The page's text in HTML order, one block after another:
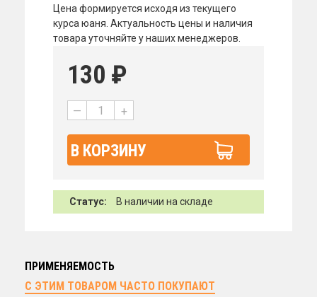
Цена формируется исходя из текущего
курса юаня. Актуальность цены и наличия
товара уточняйте у наших менеджеров.
130 ₽
— +
В КОРЗИНУ
Статус: В наличии на складе
ПРИМЕНЯЕМОСТЬ
С ЭТИМ ТОВАРОМ ЧАСТО ПОКУПАЮТ